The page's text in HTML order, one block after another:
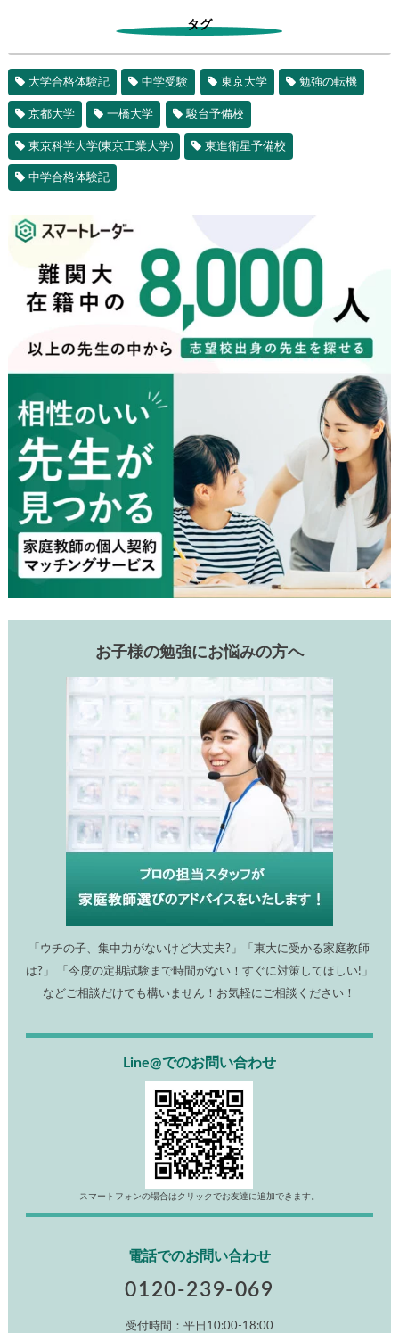
タグ
大学合格体験記 中学受験 東京大学 勉強の転機
京都大学 一橋大学 駿台予備校
東京科学大学(東京工業大学) 東進衛星予備校
中学合格体験記
お子様の勉強にお悩みの方へ
「ウチの子、集中力がないけど大丈夫?」「東大に受かる家庭教師
は?」 「今度の定期試験まで時間がない！すぐに対策してほしい!」
などご相談だけでも構いません！お気軽にご相談ください！
Line@でのお問い合わせ
スマートフォンの場合はクリックでお友達に追加できます。
電話でのお問い合わせ
0120-239-069
受付時間：平日10:00-18:00